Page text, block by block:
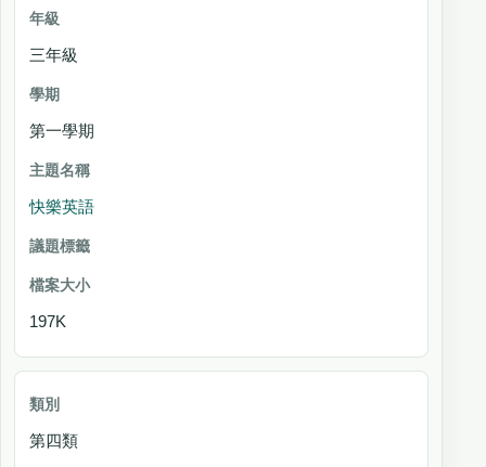
三年級
第一學期
快樂英語
197K
第四類